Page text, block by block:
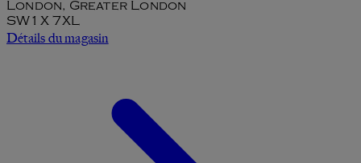
London, Greater London
SW1X 7XL
Détails du magasin